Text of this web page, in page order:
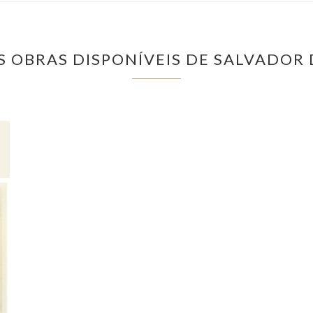
OBRAS DISPONÍVEIS DE SALVADOR